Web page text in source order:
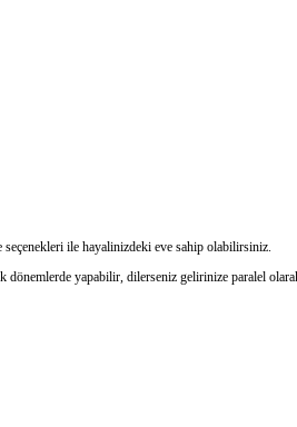
seçenekleri ile hayalinizdeki eve sahip olabilirsiniz.
yapabilir, dilerseniz gelirinize paralel